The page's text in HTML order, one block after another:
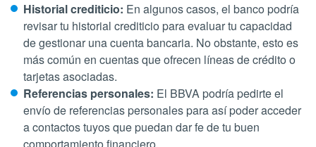
Historial crediticio: En algunos casos, el banco podría
revisar tu historial crediticio para evaluar tu capacidad
de gestionar una cuenta bancaria. No obstante, esto es
más común en cuentas que ofrecen líneas de crédito o
tarjetas asociadas.
Referencias personales: El BBVA podría pedirte el
envío de referencias personales para así poder acceder
a contactos tuyos que puedan dar fe de tu buen